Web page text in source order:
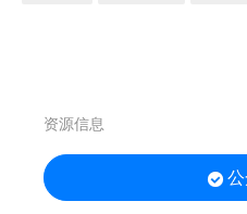
资源信息
